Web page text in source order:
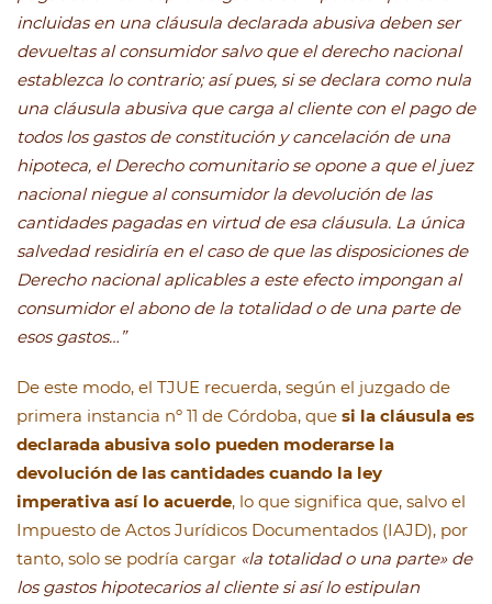
incluidas en una cláusula declarada abusiva deben ser
devueltas al consumidor salvo que el derecho nacional
establezca lo contrario; así pues, si se declara como nula
una cláusula abusiva que carga al cliente con el pago de
todos los gastos de constitución y cancelación de una
hipoteca, el Derecho comunitario se opone a que el juez
nacional niegue al consumidor la devolución de las
cantidades pagadas en virtud de esa cláusula. La única
salvedad residiría en el caso de que las disposiciones de
Derecho nacional aplicables a este efecto impongan al
consumidor el abono de la totalidad o de una parte de
esos gastos…”
De este modo, el TJUE recuerda, según el juzgado de
primera instancia nº 11 de Córdoba, que si la cláusula es
declarada abusiva solo pueden moderarse la
devolución de las cantidades cuando la ley
imperativa así lo acuerde, lo que significa que, salvo el
Impuesto de Actos Jurídicos Documentados (IAJD), por
tanto, solo se podría cargar «la totalidad o una parte» de
los gastos hipotecarios al cliente si así lo estipulan